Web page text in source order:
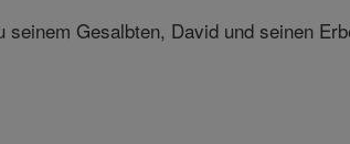
Gesalbten, David und seinen